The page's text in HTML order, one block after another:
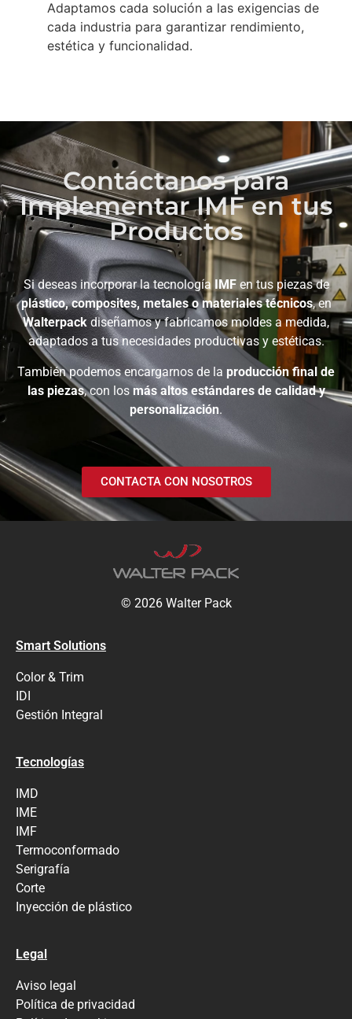
Adaptamos cada solución a las exigencias de
cada industria para garantizar rendimiento,
estética y funcionalidad.
Contáctanos para
Implementar IMF en tus
Productos
Si deseas incorporar la tecnología IMFen tus piezas de
plástico, composites, metales o materiales técnicos, en
Walterpackdiseñamos y fabricamos moldes a medida,
adaptados a tus necesidades productivas y estéticas.
También podemos encargarnos de la producción final de
las piezas, con losmás altos estándares de calidad y
personalización.
CONTACTA CON NOSOTROS
© 2026 Walter Pack
Smart Solutions
Color & Trim
IDI
Gestión Integral
Tecnologías
IMD
IME
IMF
Termoconformado
Serigrafía
Corte
Inyección de plástico
Legal
Aviso legal
Política de privacidad